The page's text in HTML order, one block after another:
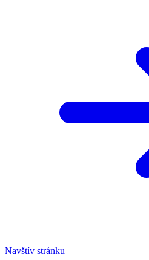
Navštív stránku